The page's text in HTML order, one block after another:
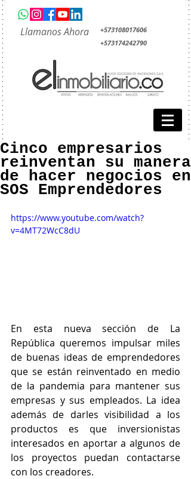
Llamanos Ahora
+573108017606
+573174242790
Cinco empresarios
reinventan su manera
de hacer negocios en
SOS Emprendedores
https://www.youtube.com/watch?
v=4MT72WcC8dU
En esta nueva sección de La
República queremos impulsar miles
de buenas ideas de emprendedores
que se están reinventado en medio
de la pandemia para mantener sus
empresas y sus empleados. La idea
además de darles visibilidad a los
productos es que inversionistas
interesados en aportar a algunos de
los proyectos puedan contactarse
con los creadores.